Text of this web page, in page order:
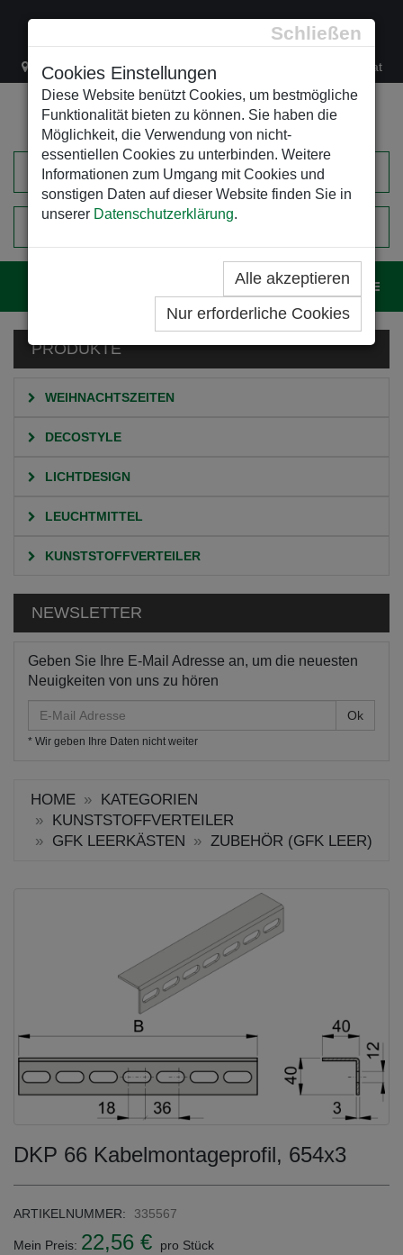
Schließen
Cookies Einstellungen
Diese Website benützt Cookies, um bestmögliche
Funktionalität bieten zu können. Sie haben die
Möglichkeit, die Verwendung von nicht-
essentiellen Cookies zu unterbinden. Weitere
Informationen zum Umgang mit Cookies und
sonstigen Daten auf dieser Website finden Sie in
unserer Datenschutzerklärung.
Alle akzeptieren
Nur erforderliche Cookies
Lacknergasse 78 +43/1/470 37 00 office@leso.at
EINKAUFSWAGEN
PRODUKTE
WEIHNACHTSZEITEN
DECOSTYLE
LICHTDESIGN
LEUCHTMITTEL
KUNSTSTOFFVERTEILER
NEWSLETTER
Geben Sie Ihre E-Mail Adresse an, um die neuesten
Neuigkeiten von uns zu hören
Mail
Adresse
* Wir geben Ihre Daten nicht weiter
HOME
KATEGORIEN
KUNSTSTOFFVERTEILER
GFK LEERKÄSTEN
ZUBEHÖR (GFK LEER)
DKP 66 Kabelmontageprofil, 654x3
ARTIKELNUMMER: 335567
Mein Preis: 22,56 € pro Stück